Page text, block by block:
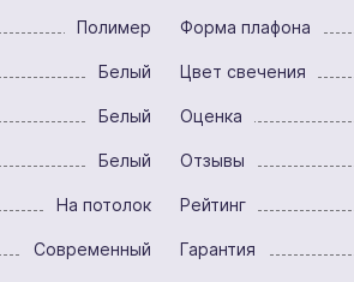
Полимер
Белый
Белый
Белый
На потолок
Современный
Форма плафона
Цвет свечения
Оценка
Отзывы
Рейтинг
Гарантия